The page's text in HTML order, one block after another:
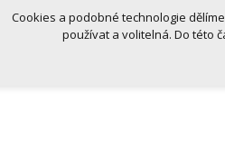
Cookies a podobné technologie
používat a volitelná. Do této